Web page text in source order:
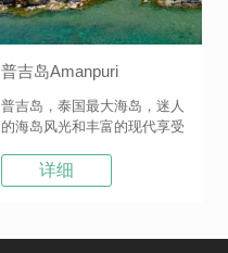
普吉岛Amanpuri
普吉岛，泰国最大海岛，迷人
的海岛风光和丰富的现代享受
宁之所...详细